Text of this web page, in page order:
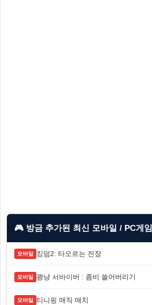
🎮 방금 추가된 최신 모바일 / PC게임
모바일 킹덤2: 타오르는 전장
모바일 쾅냥 서바이버 : 좀비 쓸어버리기
모바일 티니핑 매직 매치